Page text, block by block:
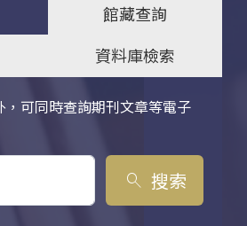
館藏查詢
資料庫檢索
，可同時查詢期刊文章等電子
search 搜索